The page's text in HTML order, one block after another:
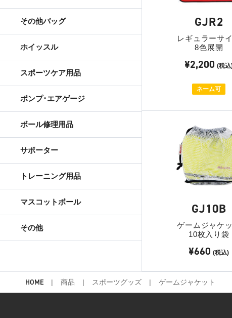
GJR2
レギュラーサ
8色展開
¥2,200 (税込
ネーム可
GJ10B
ゲームジャケ
10枚入り袋
¥660 (税込)
その他バッグ
ホイッスル
スポーツケア用品
ポンプ･エアゲージ
ボール修理用品
サポーター
トレーニング用品
マスコットボール
その他
HOME 商品 スポーツグッズ ゲームジャケット